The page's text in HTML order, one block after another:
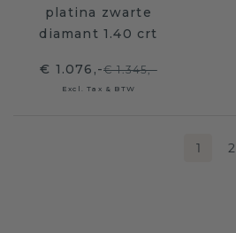
platina zwarte
diamant 1.40 crt
€ 1.076,-€ 1.345,-
Excl. Tax & BTW
1 2